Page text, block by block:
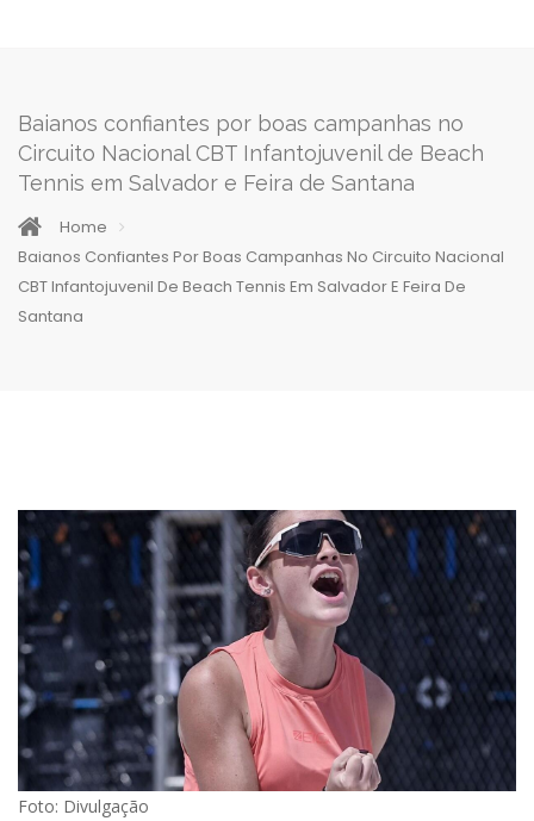
Baianos confiantes por boas campanhas no
Circuito Nacional CBT Infantojuvenil de Beach
Tennis em Salvador e Feira de Santana
Home
Baianos Confiantes Por Boas Campanhas No Circuito Nacional
CBT Infantojuvenil De Beach Tennis Em Salvador E Feira De
Santana
Foto: Divulgação